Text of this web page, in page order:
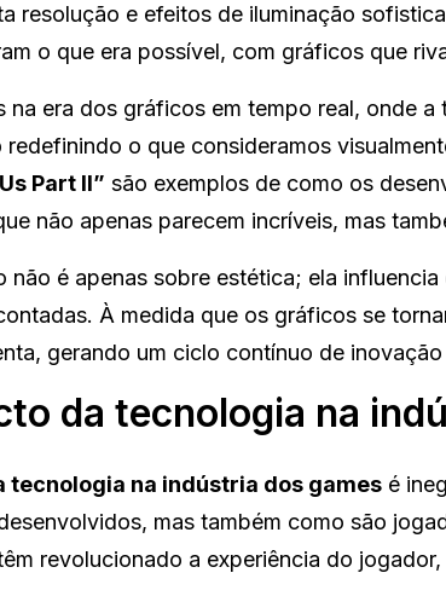
resolução e efeitos de iluminação
o que era possível, com gráficos que
na era dos gráficos em tempo real, onde a
redefinindo o que consideramos
Part II” são exemplos de como os
não apenas parecem incríveis, mas
não é apenas sobre estética; ela
À medida que os gráficos se
gerando um ciclo contínuo de
da tecnologia na
tecnologia na indústria dos games é
mas também como são
revolucionado a experiência do